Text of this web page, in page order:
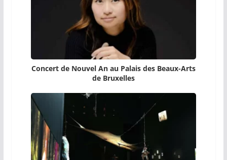
Concert de Nouvel An au Palais des Beaux-Arts
de Bruxelles